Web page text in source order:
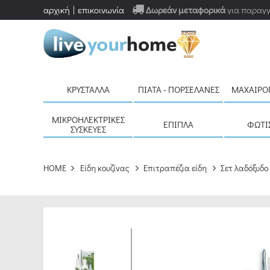
Δωρεάν μεταφορικάγια
αρχική επικοινωνία
ΚΡΎΣΤΑΛΛΑ ΠΙΆΤΑ - ΠΟΡΣΕΛΆΝΕΣ
ΜΙΚΡΟΗΛΕΚΤΡΙΚΈΣ
ΣΥΣΚΕΥΈΣ
ΈΠΙΠΛΑ
HOME Είδη κουζίνας Επιτραπέζια είδη Σετ